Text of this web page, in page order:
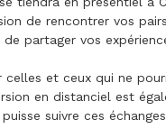
de rencontrer vos
partager vos
celles et ceux qui ne
en distanciel est
suivre ces